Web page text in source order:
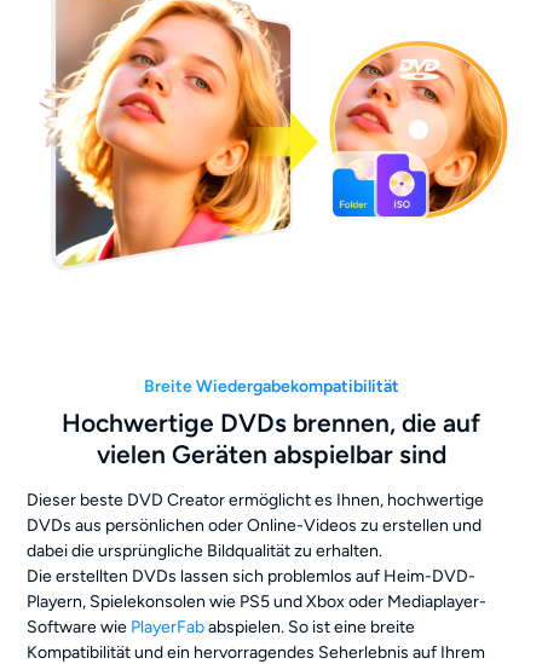
Breite Wiedergabekompatibilität
Hochwertige DVDs brennen, die auf
vielen Geräten abspielbar sind
Dieser beste DVD Creator ermöglicht es Ihnen, hochwertige
DVDs aus persönlichen oder Online-Videos zu erstellen und
dabei die ursprüngliche Bildqualität zu erhalten.
Die erstellten DVDs lassen sich problemlos auf Heim-DVD-
Playern, Spielekonsolen wie PS5 und Xbox oder Mediaplayer-
Software wie PlayerFababspielen. So ist eine breite
Kompatibilität und ein hervorragendes Seherlebnis auf Ihrem